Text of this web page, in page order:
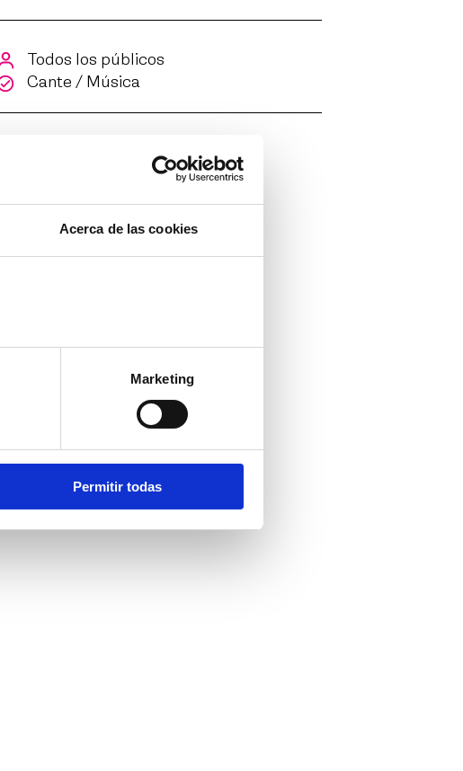
Acerca de las cookies
Marketing
Permitir todas
Todos los públicos
Cante / Música